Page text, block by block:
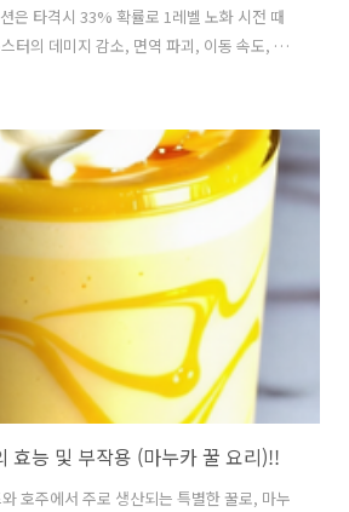
은 타격시 33% 확률로 1레벨 노화 시전 때
터의 데미지 감소, 면역 파괴, 이동 속도, 공
특히 보스전때 매우 유용 합니다.실험 결과:
는 결과를 보여 주었습니다. 나머지 옵션 상
증가 : 매우 높은 기본 데미지대상의 방어
공격 +33%: 크리티컬 데미지 소켓 작업샤엘
속 or 명중 작업베르 룬 : 피해 감소 옵션으로
신의 종소..
효능 및 부작용 (마누카 꿀 요리)!!
호주에서 주로 생산되는 특별한 꿀로, 마누